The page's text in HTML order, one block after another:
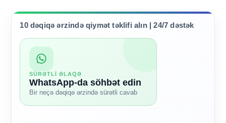
10 dəqiqə ərzində qiymət təklifi alın | 24/7 dəstək
SÜRƏTLİ ƏLAQƏ
WhatsApp-da söhbət edin
Bir neçə dəqiqə ərzində sürətli cavab